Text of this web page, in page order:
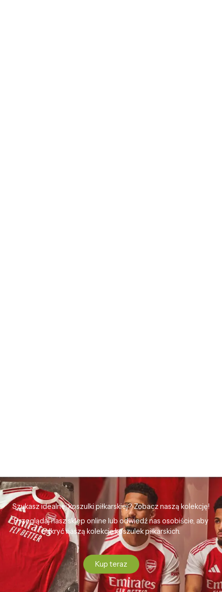
Szukasz idealnej koszulki piłkarskiej? Zobacz naszą kolekcję!
Przeglądaj nasz sklep online lub odwiedź nas osobiście, aby
odkryć naszą kolekcję koszulek piłkarskich.
Kup teraz